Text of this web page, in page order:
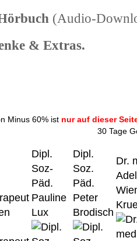
(Audio-
& Extras.
Minus 60% ist nur auf dieser
30 Tage
Dipl.
Soz-
Päd.
Pauline
Lux
Dipl.
Soz.
Päd.
Peter
Brodisch
Dr.